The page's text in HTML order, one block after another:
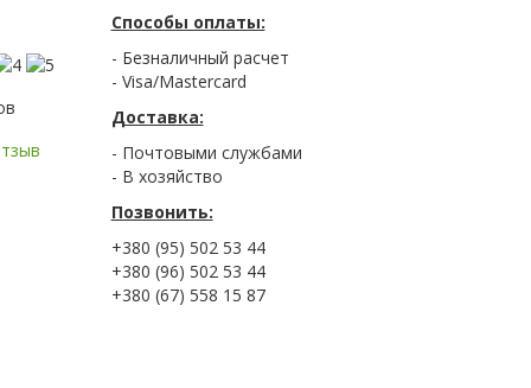
Способы оплаты:
- Безналичный расчет
- Visa/Mastercard
Доставка:
- Почтовыми службами
- В хозяйство
Позвонить:
+380 (95) 502 53 44
+380 (96) 502 53 44
+380 (67) 558 15 87